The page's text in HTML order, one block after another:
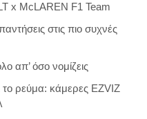
x McLAREN F1 Team
στις πιο συχνές
απ’ όσο νομίζεις
το ρεύμα: κάμερες EZVIZ